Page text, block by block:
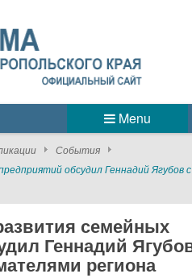
Menu
События
обсудил Геннадий Ягубов с
семейных
Геннадий
региона